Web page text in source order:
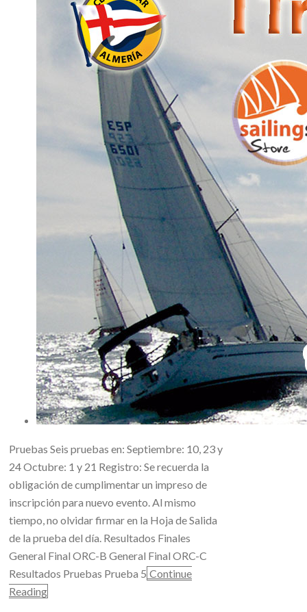
Pruebas Seis pruebas en: Septiembre: 10, 23 y
24 Octubre: 1 y 21 Registro: Se recuerda la
obligación de cumplimentar un impreso de
inscripción para nuevo evento. Al mismo
tiempo, no olvidar firmar en la Hoja de Salida
de la prueba del día. Resultados Finales
General Final ORC-B General Final ORC-C
Resultados Pruebas Prueba 5 Continue
Reading